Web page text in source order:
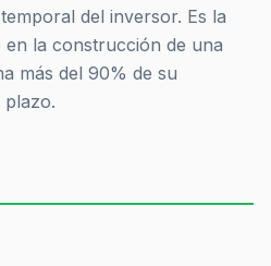
del inversor. Es la
en la construcción de una
más del 90% de su